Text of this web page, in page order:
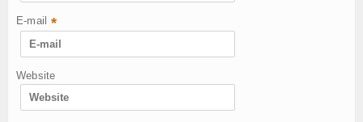
E-mail *
Website